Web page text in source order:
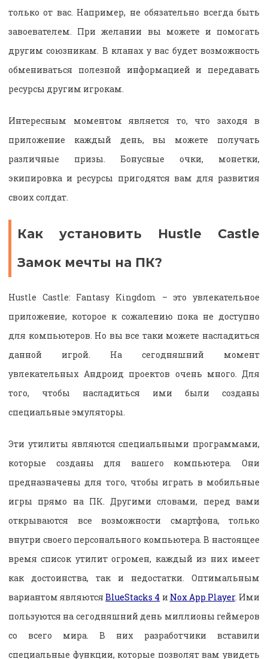
только от вас. Например, не обязательно всегда быть
завоевателем. При желании вы можете и помогать
другим союзникам. В кланах у вас будет возможность
обмениваться полезной информацией и передавать
ресурсы другим игрокам.
Интересным моментом является то, что заходя в
приложение каждый день, вы можете получать
различные призы. Бонусные очки, монетки,
экипировка и ресурсы пригодятся вам для развития
своих солдат.
Как установить Hustle Castle
Замок мечты на ПК?
Hustle Castle: Fantasy Kingdom – это увлекательное
приложение, которое к сожалению пока не доступно
для компьютеров. Но вы все таки можете насладиться
данной игрой. На сегодняшний момент
увлекательных Андроид проектов очень много. Для
того, чтобы насладиться ими были созданы
специальные эмуляторы.
Эти утилиты являются специальными программами,
которые созданы для вашего компьютера. Они
предназначены для того, чтобы играть в мобильные
игры прямо на ПК. Другими словами, перед вами
открываются все возможности смартфона, только
внутри своего персонального компьютера. В настоящее
время список утилит огромен, каждый из них имеет
как достоинства, так и недостатки. Оптимальным
вариантом являютсяBlueStacks 4 и Nox App Player. Ими
пользуются на сегодняшний день миллионы геймеров
со всего мира. В них разработчики вставили
специальные функции, которые позволят вам увидеть